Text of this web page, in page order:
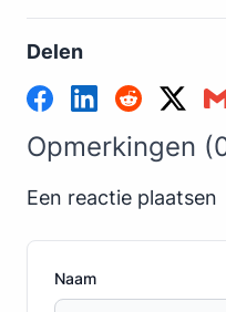
Delen
Opmerkingen
Een reactie plaatsen
Naam